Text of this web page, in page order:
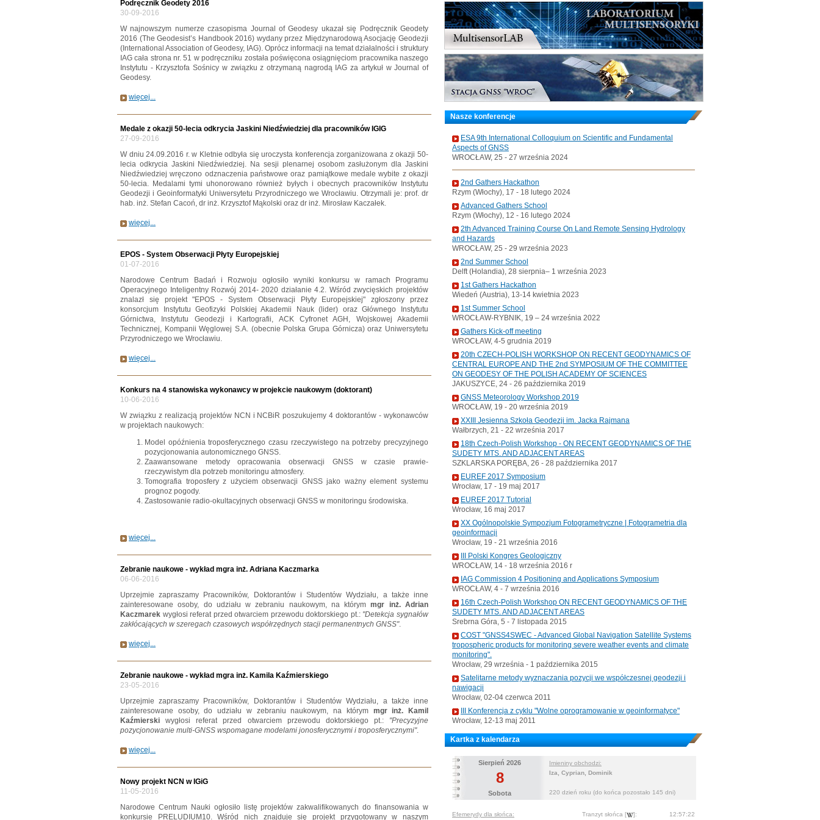
Podręcznik Geodety 2016
30-09-2016
W najnowszym numerze czasopisma Journal of Geodesy ukazał się Podręcznik Geodety
2016 (The Geodesist’s Handbook 2016) wydany przez Międzynarodową Asocjację Geodezji
(International Association of Geodesy, IAG). Oprócz informacji na temat działalności i struktury
IAG cała strona nr. 51 w podręczniku została poświęcona osiągnięciom pracownika naszego
Instytutu - Krzysztofa Sośnicy w związku z otrzymaną nagrodą IAG za artykuł w Journal of
Geodesy.
więcej...
Medale z okazji 50-lecia odkrycia Jaskini Niedźwiedziej dla pracowników IGIG
27-09-2016
W dniu 24.09.2016 r. w Kletnie odbyła się uroczysta konferencja zorganizowana z okazji 50-
lecia odkrycia Jaskini Niedźwiedziej. Na sesji plenarnej osobom zasłużonym dla Jaskini
Niedźwiedziej wręczono odznaczenia państwowe oraz pamiątkowe medale wybite z okazji
50-lecia. Medalami tymi uhonorowano również byłych i obecnych pracowników Instytutu
Geodezji i Geoinformatyki Uniwersytetu Przyrodniczego we Wrocławiu. Otrzymali je: prof. dr
hab. inż. Stefan Cacoń, dr inż. Krzysztof Mąkolski oraz dr inż. Mirosław Kaczałek.
więcej...
EPOS - System Obserwacji Płyty Europejskiej
01-07-2016
Narodowe Centrum Badań i Rozwoju ogłosiło wyniki konkursu w ramach Programu
Operacyjnego Inteligentny Rozwój 2014- 2020 działanie 4.2. Wśród zwycięskich projektów
znalazł się projekt "EPOS - System Obserwacji Płyty Europejskiej" zgłoszony przez
konsorcjum Instytutu Geofizyki Polskiej Akademii Nauk (lider) oraz Głównego Instytutu
Górnictwa, Instytutu Geodezji i Kartografii, ACK Cyfronet AGH, Wojskowej Akademii
Technicznej, Kompanii Węglowej S.A. (obecnie Polska Grupa Górnicza) oraz Uniwersytetu
Przyrodniczego we Wrocławiu.
więcej...
Konkurs na 4 stanowiska wykonawcy w projekcie naukowym (doktorant)
10-06-2016
W związku z realizacją projektów NCN i NCBiR poszukujemy 4 doktorantów - wykonawców
w projektach naukowych:
Model opóźnienia troposferycznego czasu rzeczywistego na potrzeby precyzyjnego
pozycjonowania autonomicznego GNSS.
Zaawansowane metody opracowania obserwacji GNSS w czasie prawie-
rzeczywistym dla potrzeb monitoringu atmosfery.
Tomografia troposfery z użyciem obserwacji GNSS jako ważny element systemu
prognoz pogody.
Zastosowanie radio-okultacyjnych obserwacji GNSS w monitoringu środowiska.
więcej...
Zebranie naukowe - wykład mgra inż. Adriana Kaczmarka
06-06-2016
Uprzejmie zapraszamy Pracowników, Doktorantów i Studentów Wydziału, a także inne
zainteresowane osoby, do udziału w zebraniu naukowym, na którymmgr inż. Adrian
Kaczmarek wygłosi referat przed otwarciem przewodu doktorskiego pt.: "Detekcja sygnałów
zakłócających w szeregach czasowych współrzędnych stacji permanentnych GNSS".
więcej...
Zebranie naukowe - wykład mgra inż. Kamila Kaźmierskiego
23-05-2016
Uprzejmie zapraszamy Pracowników, Doktorantów i Studentów Wydziału, a także inne
zainteresowane osoby, do udziału w zebraniu naukowym, na którym mgr inż. Kamil
Kaźmierski wygłosi referat przed otwarciem przewodu doktorskiego pt.: "Precyzyjne
pozycjonowanie multi-GNSS wspomagane modelami jonosferycznymi i troposferycznymi".
więcej...
Nowy projekt NCN w IGiG
11-05-2016
Narodowe Centrum Nauki ogłosiło listę projektów zakwalifikowanych do finansowania w
konkursie PRELUDIUM10. Wśród nich znajduje się projekt przygotowany w naszym
Nasze konferencje
ESA 9th International Colloquium on Scientific and Fundamental
Aspects of GNSS
WROCŁAW, 25 - 27 września 2024
2nd Gathers Hackathon
Rzym (Włochy), 17 - 18 lutego 2024
Advanced Gathers School
Rzym (Włochy), 12 - 16 lutego 2024
2th Advanced Training Course On Land Remote Sensing Hydrology
and Hazards
WROCŁAW, 25 - 29 września 2023
2nd Summer School
Delft (Holandia), 28 sierpnia– 1 września 2023
1st Gathers Hackathon
Wiedeń (Austria), 13-14 kwietnia 2023
1st Summer School
WROCŁAW-RYBNIK, 19 – 24 września 2022
Gathers Kick-off meeting
WROCŁAW, 4-5 grudnia 2019
20th CZECH-POLISH WORKSHOP ON RECENT GEODYNAMICS OF
CENTRAL EUROPE AND THE 2nd SYMPOSIUM OF THE COMMITTEE
ON GEODESY OF THE POLISH ACADEMY OF SCIENCES
JAKUSZYCE, 24 - 26 października 2019
GNSS Meteorology Workshop 2019
WROCŁAW, 19 - 20 września 2019
XXIII Jesienna Szkoła Geodezji im. Jacka Rajmana
Wałbrzych, 21 - 22 września 2017
18th Czech-Polish Workshop - ON RECENT GEODYNAMICS OF THE
SUDETY MTS. AND ADJACENT AREAS
SZKLARSKA PORĘBA, 26 - 28 października 2017
EUREF 2017 Symposium
Wrocław, 17 - 19 maj 2017
EUREF 2017 Tutorial
Wrocław, 16 maj 2017
XX Ogólnopolskie Sympozjum Fotogrametryczne | Fotogrametria dla
geoinformacji
Wrocław, 19 - 21 września 2016
III Polski Kongres Geologiczny
WROCŁAW, 14 - 18 września 2016 r
IAG Commission 4 Positioning and Applications Symposium
WROCŁAW, 4 - 7 września 2016
16th Czech-Polish Workshop ON RECENT GEODYNAMICS OF THE
SUDETY MTS. AND ADJACENT AREAS
Srebrna Góra, 5 - 7 listopada 2015
COST "GNSS4SWEC - Advanced Global Navigation Satellite Systems
tropospheric products for monitoring severe weather events and climate
monitoring".
Wrocław, 29 września - 1 października 2015
Satelitarne metody wyznaczania pozycji we współczesnej geodezji i
nawigacji
Wrocław, 02-04 czerwca 2011
III Konferencja z cyklu "Wolne oprogramowanie w geoinformatyce"
Wrocław, 12-13 maj 2011
Kartka z kalendarza
Sierpień 2026
Imieniny obchodzi:
Iza, Cyprian, Dominik
220 dzień roku (do końca pozostało 145 dni)
8
Sobota
Efemerydy dla słońca: Tranzyt słońca [ ]: 12:57:22